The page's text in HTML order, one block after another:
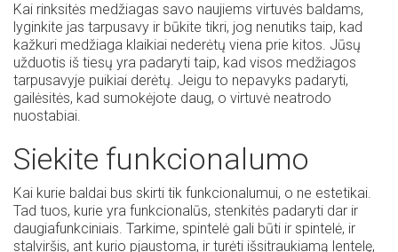
Kai rinksitės medžiagas savo naujiems virtuvės baldams,
lyginkite jas tarpusavy ir būkite tikri, jog nenutiks taip, kad
kažkuri medžiaga klaikiai nederėtų viena prie kitos. Jūsų
užduotis iš tiesų yra padaryti taip, kad visos medžiagos
tarpusavyje puikiai derėtų. Jeigu to nepavyks padaryti,
gailėsitės, kad sumokėjote daug, o virtuvė neatrodo
nuostabiai.
Siekite funkcionalumo
Kai kurie baldai bus skirti tik funkcionalumui, o ne estetikai.
Tad tuos, kurie yra funkcionalūs, stenkitės padaryti dar ir
daugiafunkciniais. Tarkime, spintelė gali būti ir spintelė, ir
stalviršis, ant kurio pjaustoma, ir turėti išsitraukiamą lentelę,